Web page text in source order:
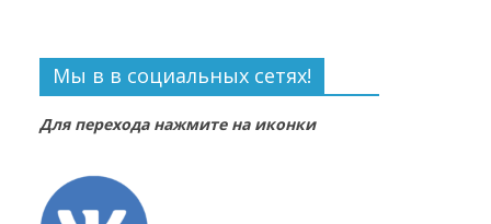
Мы в в социальных сетях!
Для перехода нажмите на иконки